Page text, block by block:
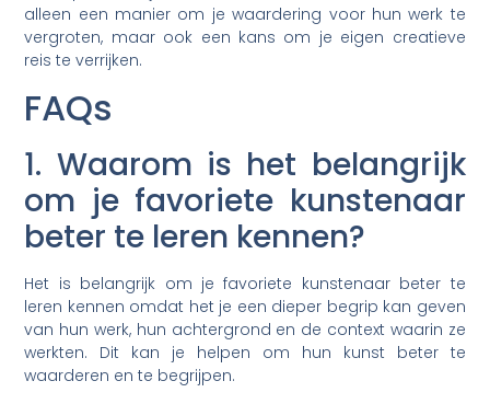
alleen een manier om je waardering voor hun werk te
vergroten, maar ook een kans om je eigen creatieve
reis te verrijken.
FAQs
1. Waarom is het belangrijk
om je favoriete kunstenaar
beter te leren kennen?
Het is belangrijk om je favoriete kunstenaar beter te
leren kennen omdat het je een dieper begrip kan geven
van hun werk, hun achtergrond en de context waarin ze
werkten. Dit kan je helpen om hun kunst beter te
waarderen en te begrijpen.